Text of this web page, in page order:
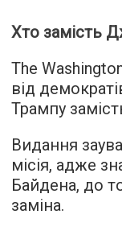
Хто замість
The
від
Трампу
Видання
місія, адже
Байдена, до
заміна.